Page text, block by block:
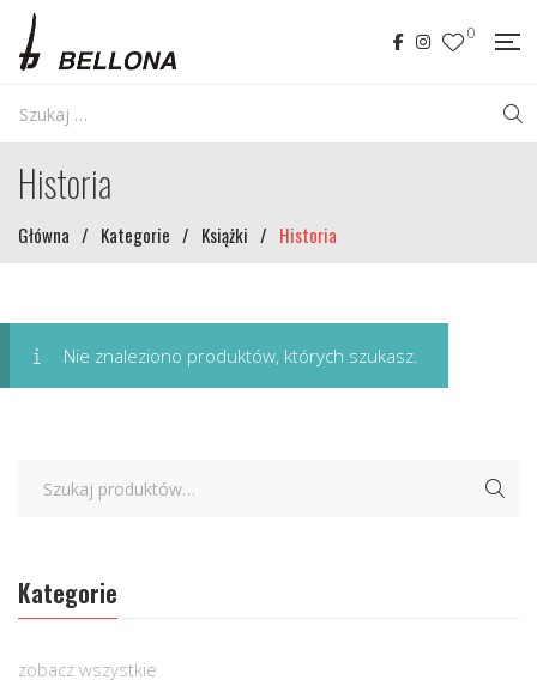
0
Historia
Główna / Kategorie / Książki / Historia
Nie znaleziono produktów, których szukasz.
Kategorie
zobacz wszystkie